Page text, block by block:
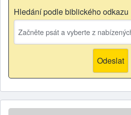
Hledání podle biblického odkazu